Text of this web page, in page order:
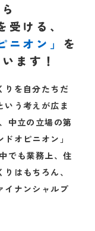
ける、
ニオン」 を
ます！
りを自分たちだ
いう考えが広ま
中立の立場の第
オピニオン」
中でも業務上、住
はもちろん、
イナンシャルプ